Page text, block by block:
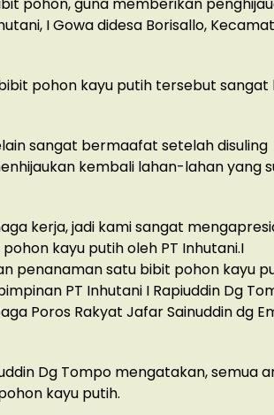
pohon, guna memberikan
I Gowa didesa Borisallo,
pohon kayu putih tersebut sangat
sangat bermaafat setelah disuling
kembali lahan-lahan yang
kerja, jadi kami sangat
kayu putih oleh PT Inhutani.I
penanaman satu bibit pohon kayu
PT Inhutani I Rapiuddin Dg
Poros Rakyat Jafar Sainuddin dg
Dg Tompo mengatakan, semua
kayu putih.